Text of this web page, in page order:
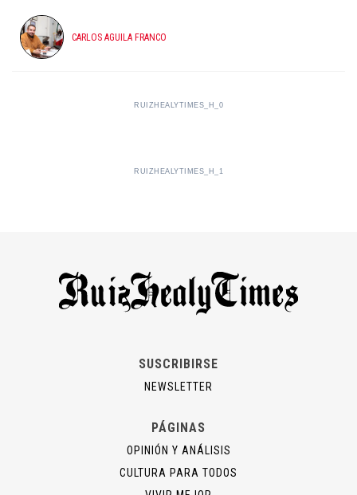
CARLOS AGUILA FRANCO
RUIZHEALYTIMES_H_0
RUIZHEALYTIMES_H_1
SUSCRIBIRSE
NEWSLETTER
PÁGINAS
OPINIÓN Y ANÁLISIS
CULTURA PARA TODOS